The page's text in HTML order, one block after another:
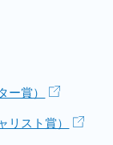
ー賞）
リスト賞）